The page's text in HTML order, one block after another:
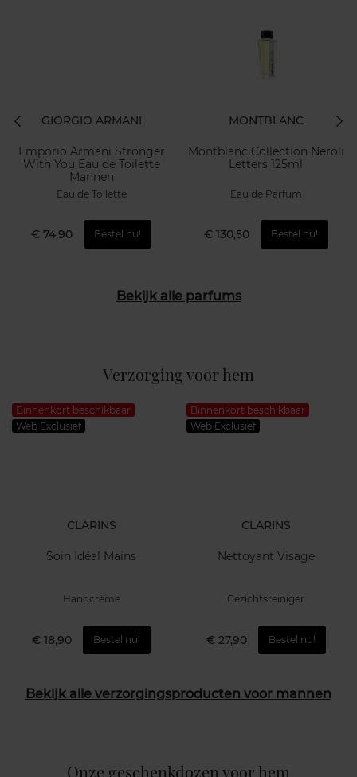
GIORGIO ARMANI
Emporio Armani Stronger
With You Eau de Toilette
Mannen
Eau de Toilette
€ 74,90 Bestel nu!
MONTBLANC
Montblanc Collection Neroli
Letters 125ml
Eau de Parfum
€ 130,50 Bestel nu!
Bekijk alle parfums
Verzorging voor hem
Binnenkort beschikbaar
Web Exclusief
CLARINS
Soin Idéal Mains
Handcrème
€ 18,90 Bestel nu!
Binnenkort beschikbaar
Web Exclusief
CLARINS
Nettoyant Visage
Gezichtsreiniger
€ 27,90 Bestel nu!
Bekijk alle verzorgingsproducten voor mannen
Onze geschenkdozen voor hem